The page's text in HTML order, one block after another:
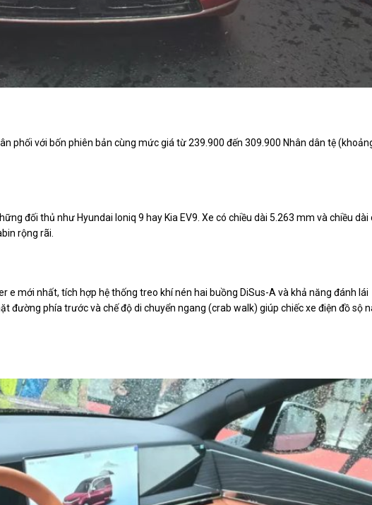
phối với bốn phiên bản cùng mức giá từ 239.900 đến 309.900 Nhân dân tệ
đối thủ như Hyundai Ioniq 9 hay Kia EV9. Xe có chiều dài 5.263 mm và chiều dài
rộng rãi.
e mới nhất, tích hợp hệ thống treo khí nén hai buồng DiSus-A và khả năng đánh lái
đường phía trước và chế độ di chuyển ngang (crab walk) giúp chiếc xe điện đồ sộ